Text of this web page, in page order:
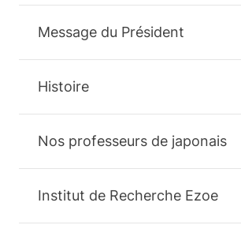
Message du Président
Histoire
Nos professeurs de japonais
Institut de Recherche Ezoe